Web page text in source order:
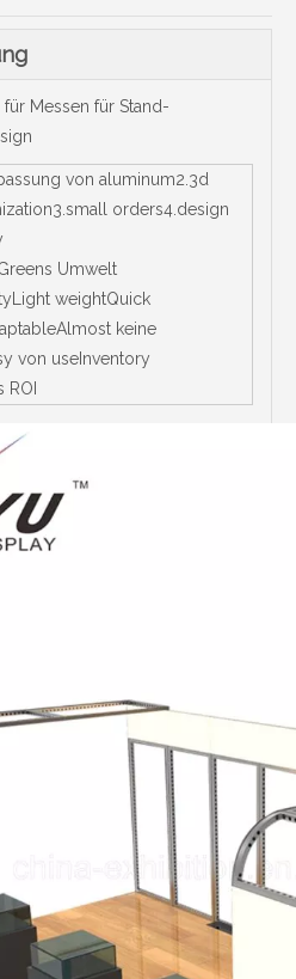
Messen für Stand-
von aluminum2.3d
orders4.design
Umwelt
weightQuick
keine
von useInventory